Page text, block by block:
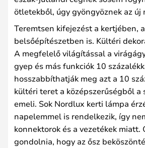
ötletekből, úgy gyöngyöznek az új
Teremtsen kifejezést a kertjében,
belsőépítészetben is. Kültéri
A megfelelő világítással a
gyep és más funkciók 10
hosszabbíthatják meg azt a 10
kültéri teret a középszerűségből a
emeli. Sok Nordlux kerti lámpa
napelemmel is rendelkezik, így
konnektorok és a vezetékek miatt.
gondolnia, hogy az ősz